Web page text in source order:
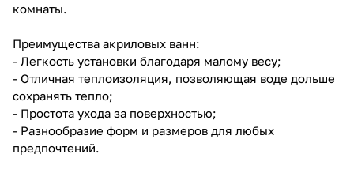
комнаты.
Преимущества акриловых ванн:
- Легкость установки благодаря малому весу;
- Отличная теплоизоляция, позволяющая воде дольше
сохранять тепло;
- Простота ухода за поверхностью;
- Разнообразие форм и размеров для любых
предпочтений.